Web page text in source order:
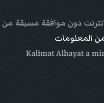
دون موافقة مسبقة من
المعلومات